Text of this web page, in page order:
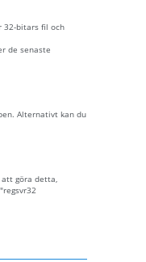
32-bitars fil och
de senaste
Alternativt kan du
göra detta,